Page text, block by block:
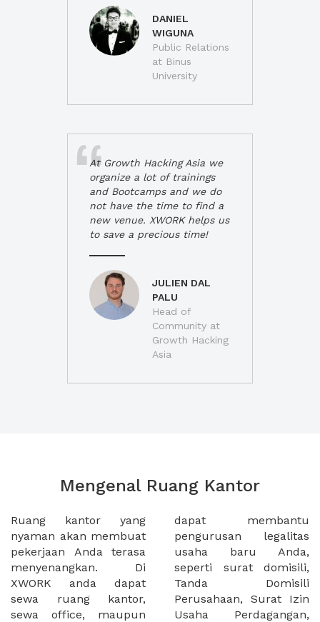
DANIEL
WIGUNA
Public Relations
at Binus
University
At Growth Hacking Asia we
organize a lot of trainings
and Bootcamps and we do
not have the time to find a
new venue. XWORK helps us
to save a precious time!
JULIEN DAL
PALU
Head of
Community at
Growth Hacking
Asia
Mengenal Ruang Kantor
Ruang kantor yang
nyaman akan membuat
pekerjaan Anda terasa
menyenangkan. Di
XWORK anda dapat
sewa ruang kantor,
sewa office, maupun
dapat membantu
pengurusan legalitas
usaha baru Anda,
seperti surat domisili,
Tanda Domisili
Perusahaan, Surat Izin
Usaha Perdagangan,